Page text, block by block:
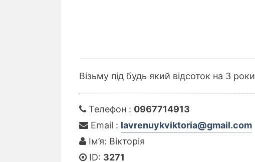
Візьму під будь який відсоток на 3 роки
Телефон : 0967714913
Email : lavrenuykviktoria@gmail.com
Ім’я: Вікторія
ID: 3271